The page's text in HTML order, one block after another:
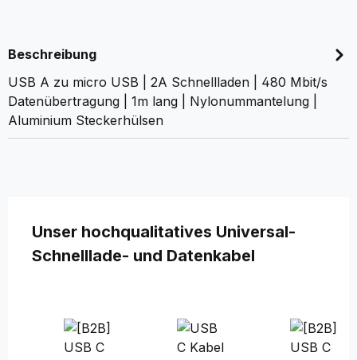
Beschreibung
USB A zu micro USB | 2A Schnellladen | 480 Mbit/s
Datenübertragung | 1m lang | Nylonummantelung |
Aluminium Steckerhülsen
Produktgalerie überspringen
Unser hochqualitatives Universal-
Schnelllade- und Datenkabel